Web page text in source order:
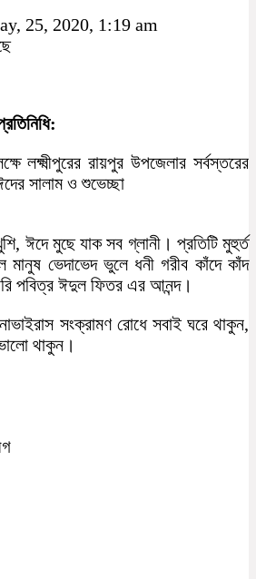
25, 2020, 1:19 am
লক্ষ্মীপুরের রায়পুর উপজেলার সর্বস্তরের
সালাম ও শুভেচ্ছা
ঈদে মুছে যাক সব গ্লানী। প্রতিটি মুহুর্ত
ভেদাভেদ ভুলে ধনী গরীব কাঁদে কাঁদ
পবিত্র ঈদুল ফিতর এর আনন্দ।
সংক্রামণ রোধে সবাই ঘরে থাকুন,
থাকুন।